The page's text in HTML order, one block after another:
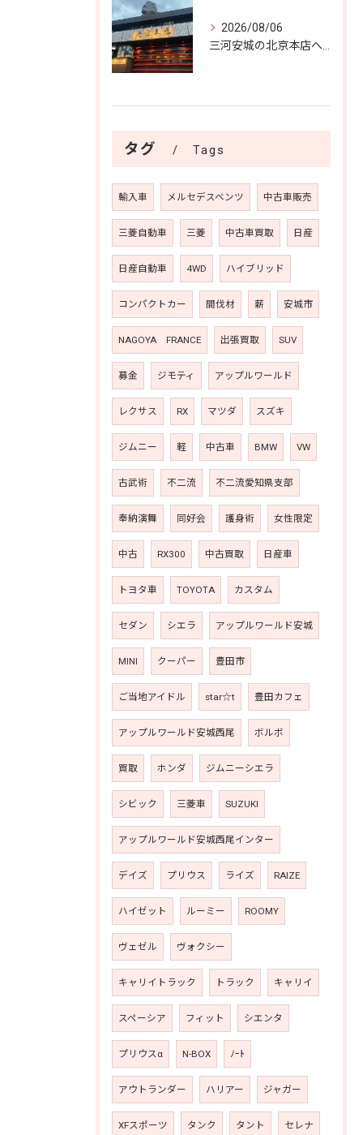
2026/08/06
タグ Tags
輸入車 メルセデスベンツ 中古車販売
三菱自動車 三菱 中古車買取 日産
日産自動車 4WD ハイブリッド
コンパクトカー 間伐材 薪 安城市
NAGOYA FRANCE 出張買取 SUV
募金 ジモティ アップルワールド
レクサス RX マツダ スズキ
ジムニー 軽 中古車 BMW VW
古武術 不二流 不二流愛知県支部
奉納演舞 同好会 護身術 女性限定
中古 RX300 中古買取 日産車
トヨタ車 TOYOTA カスタム
セダン シエラ アップルワールド安城
MINI クーパー 豊田市
ご当地アイドル star☆t 豊田カフェ
アップルワールド安城西尾 ボルボ
買取 ホンダ ジムニーシエラ
シビック 三菱車 SUZUKI
アップルワールド安城西尾インター
デイズ プリウス ライズ RAIZE
ハイゼット ルーミー ROOMY
ヴェゼル ヴォクシー
キャリイトラック トラック キャリイ
スペーシア フィット シエンタ
プリウスα N-BOX ﾉｰﾄ
アウトランダー ハリアー ジャガー
XFスポーツ タンク タント セレナ